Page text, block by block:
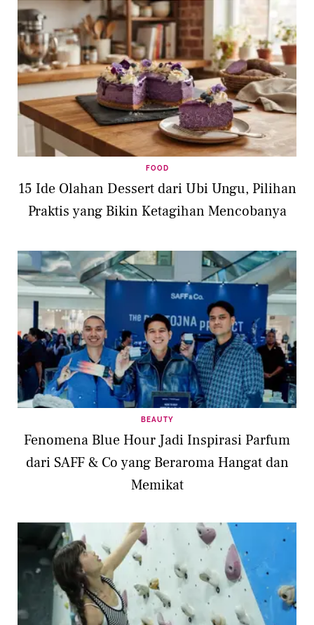
FOOD
15 Ide Olahan Dessert dari Ubi Ungu, Pilihan
Praktis yang Bikin Ketagihan Mencobanya
BEAUTY
Fenomena Blue Hour Jadi Inspirasi Parfum
dari SAFF & Co yang Beraroma Hangat dan
Memikat